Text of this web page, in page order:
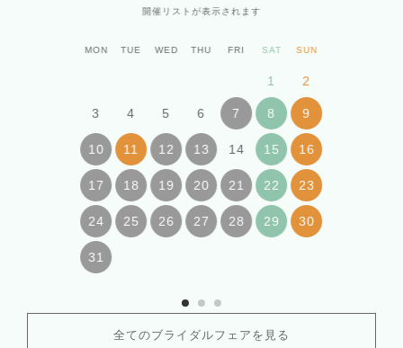
開催リストが表示されます
MON TUE WED THU FRI SAT SUN
1 2
3 4 5 6 7 8 9
10 11 12 13 14 15 16
17 18 19 20 21 22 23
24 25 26 27 28 29 30
31
全てのブライダルフェアを見る